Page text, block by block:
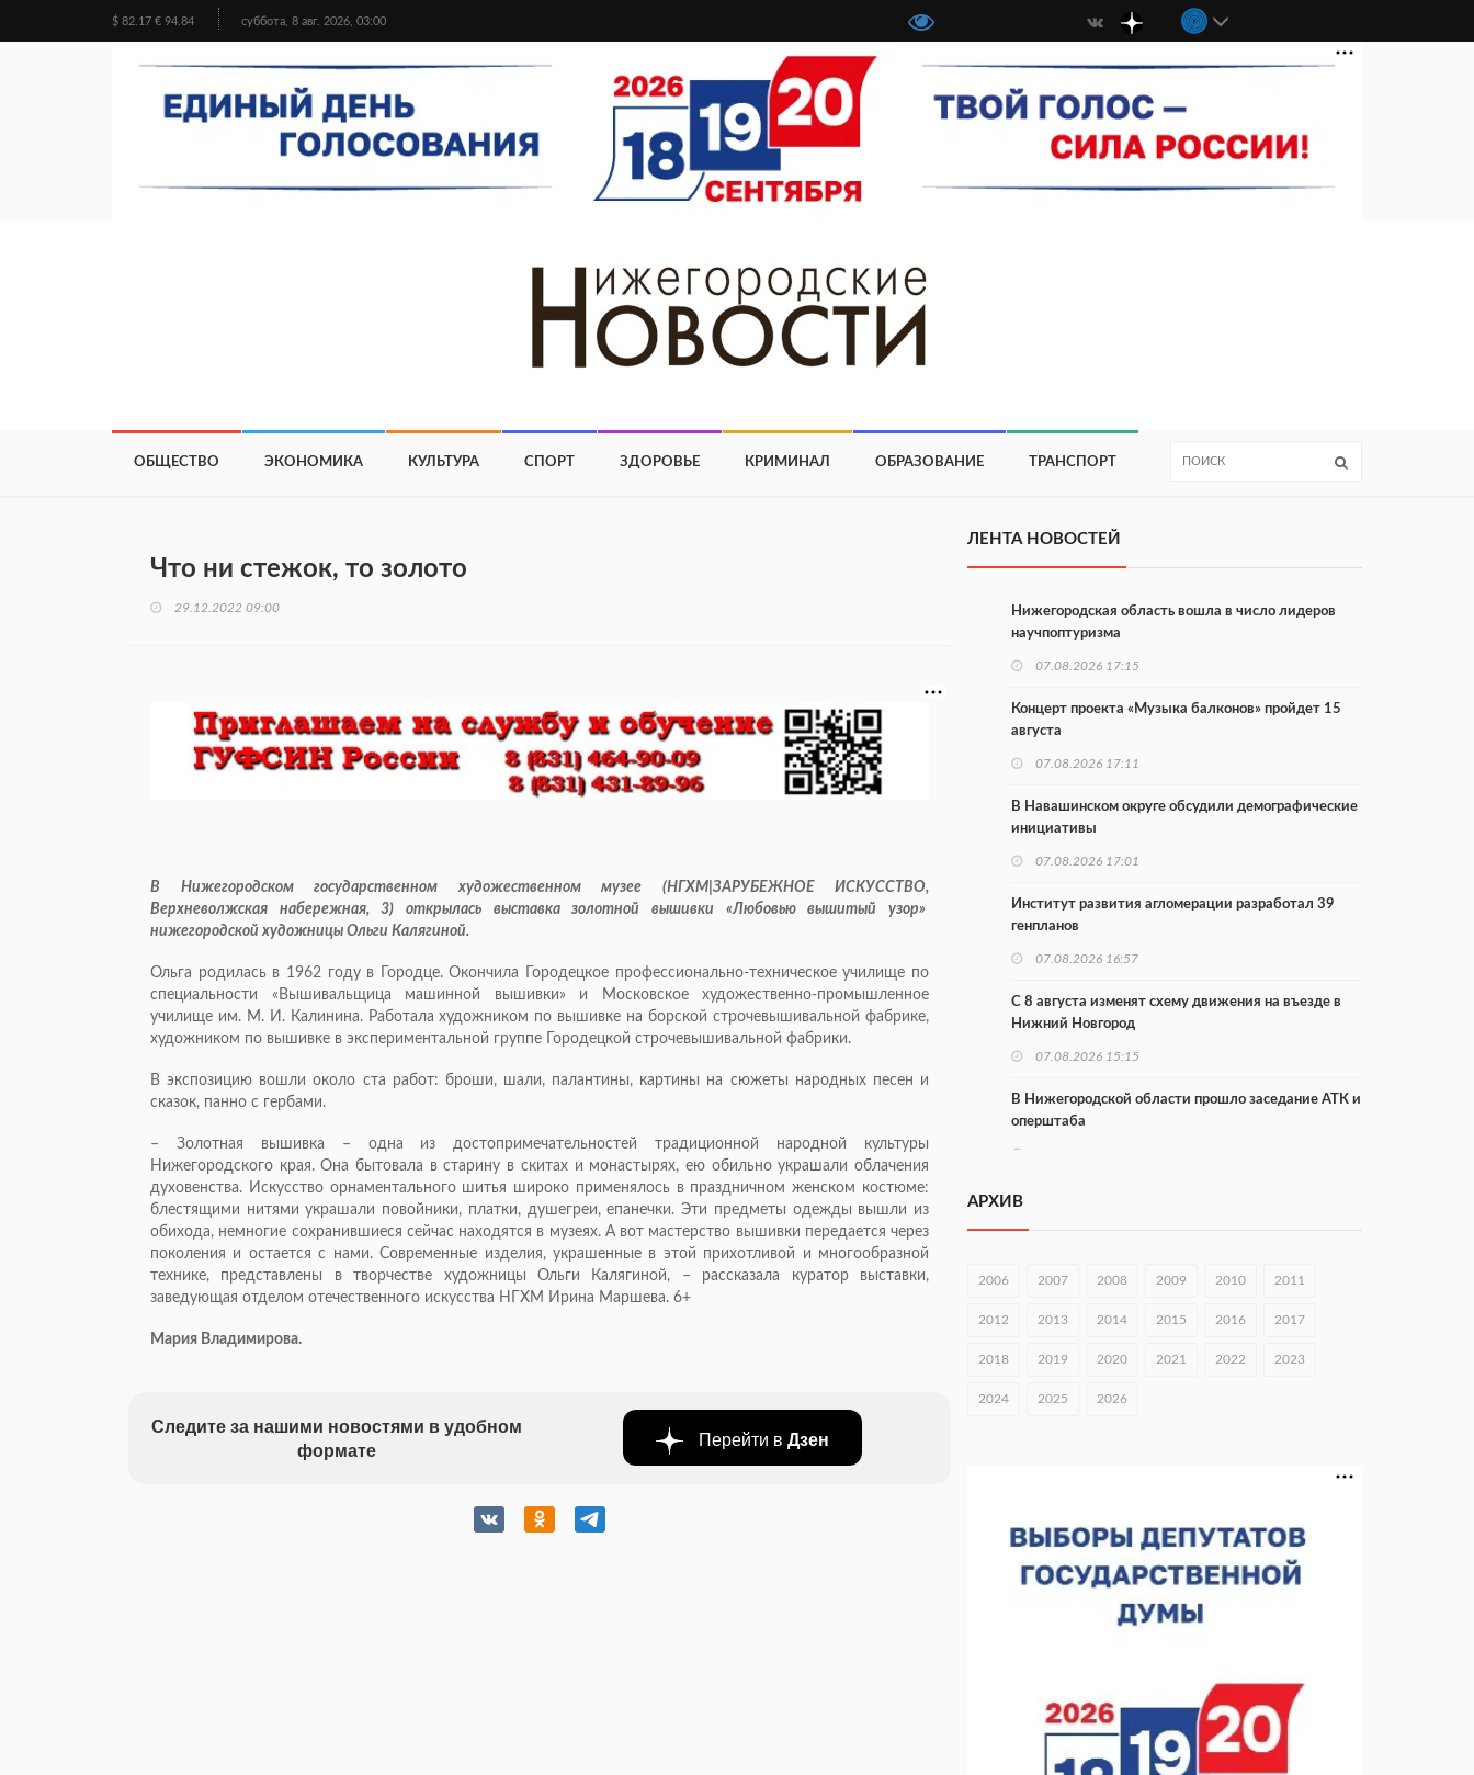
$ 82.17 € 94.84 суббота, 8 авг. 2026, 03:00
ОБЩЕСТВО ЭКОНОМИКА КУЛЬТУРА СПОРТ ЗДОРОВЬЕ КРИМИНАЛ ОБРАЗОВАНИЕ ТРАНСПОРТ
Что ни стежок, то золото
29.12.2022 09:00
В Нижегородском государственном художественном музее (НГХМ|ЗАРУБЕЖНОЕ ИСКУССТВО,
Верхневолжская набережная, 3) открылась выставка золотной вышивки «Любовью вышитый узор»
нижегородской художницы Ольги Калягиной.
Ольга родилась в 1962 году в Городце. Окончила Городецкое профессионально-техническое училище по
специальности «Вышивальщица машинной вышивки» и Московское художественно-промышленное
училище им. М. И. Калинина. Работала художником по вышивке на борской строчевышивальной фабрике,
художником по вышивке в экспериментальной группе Городецкой строчевышивальной фабрики.
В экспозицию вошли около ста работ: броши, шали, палантины, картины на сюжеты народных песен и
сказок, панно с гербами.
– Золотная вышивка – одна из достопримечательностей традиционной народной культуры
Нижегородского края. Она бытовала в старину в скитах и монастырях, ею обильно украшали облачения
духовенства. Искусство орнаментального шитья широко применялось в праздничном женском костюме:
блестящими нитями украшали повойники, платки, душегреи, епанечки. Эти предметы одежды вышли из
обихода, немногие сохранившиеся сейчас находятся в музеях. А вот мастерство вышивки передается через
поколения и остается с нами. Современные изделия, украшенные в этой прихотливой и многообразной
технике, представлены в творчестве художницы Ольги Калягиной, – рассказала куратор выставки,
заведующая отделом отечественного искусства НГХМ Ирина Маршева. 6+
Мария Владимирова.
Следите за нашими новостями в удобном
формате
Перейти в Дзен
ЛЕНТА НОВОСТЕЙ
Нижегородская область вошла в число лидеров
научпоптуризма
07.08.2026 17:15
Концерт проекта «Музыка балконов» пройдет 15
августа
07.08.2026 17:11
В Навашинском округе обсудили демографические
инициативы
07.08.2026 17:01
Институт развития агломерации разработал 39
генпланов
07.08.2026 16:57
С 8 августа изменят схему движения на въезде в
Нижний Новгород
07.08.2026 15:15
В Нижегородской области прошло заседание АТК и
оперштаба
В Чкаловске спустили на воду «Метеор-120Р»
07.08.2026 14:01
В Нижегородской области выбрали лучшего
07.08.2026 13:48
строителя
В Нижнем Новгороде прошло совещание
Росгвардии
07.08.2026 12:04
Кратковременные перерывы вещания
телерадиопрограмм ожидаются в Нижнем
АРХИВ
2006 2007 2008 2009 2010 2011
2012 2013 2014 2015 2016 2017
2018 2019 2020 2021 2022 2023
2024 2025 2026